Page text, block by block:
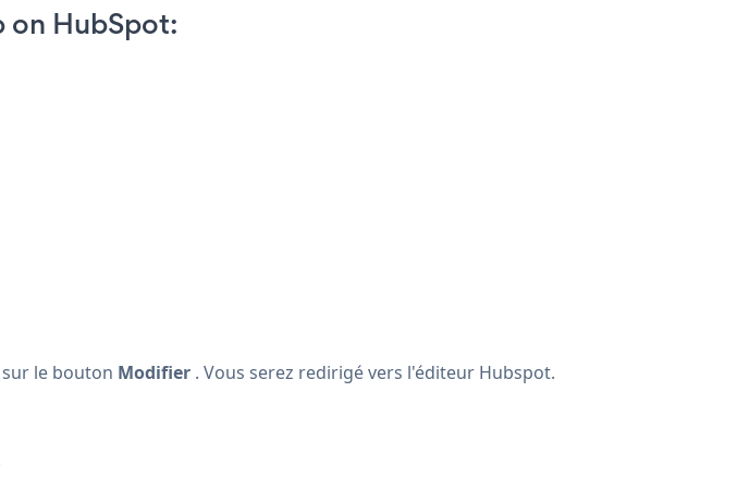
on HubSpot:
le bouton Modifier . Vous serez redirigé vers l'éditeur Hubspot.